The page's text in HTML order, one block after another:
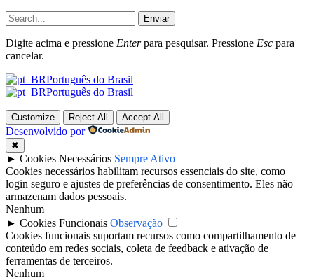
Enviar
Digite acima e pressione Enterpara pesquisar. Pressione Esc para
cancelar.
Português do Brasil
Português do Brasil
Customize Reject All Accept All
Desenvolvido por
✖
► Cookies Necessários Sempre Ativo
Cookies necessários habilitam recursos essenciais do site, como
login seguro e ajustes de preferências de consentimento. Eles não
armazenam dados pessoais.
Nenhum
► Cookies Funcionais Observação
Cookies funcionais suportam recursos como compartilhamento de
conteúdo em redes sociais, coleta de feedback e ativação de
ferramentas de terceiros.
Nenhum